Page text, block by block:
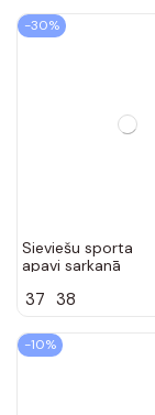
-30%
Sieviešu sporta
apavi sarkanā
37 38
-10%